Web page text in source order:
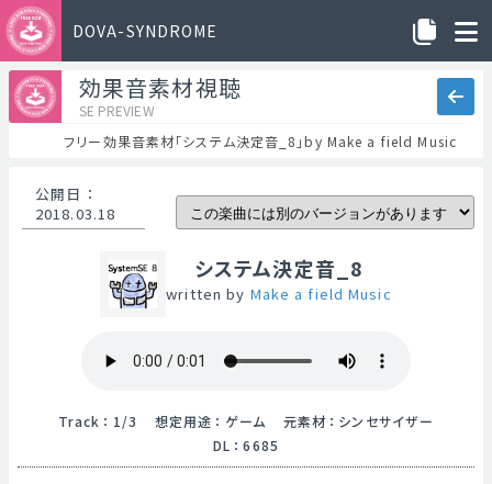
DOVA-SYNDROME
効果音素材視聴
SE PREVIEW
フリー効果音素材「システム決定音_8」by Make a field Music
公開日 ：
2018.03.18
システム決定音_8
written by Make a field Music
Track ： 1/3 想定用途 ： ゲーム 元素材 ： シンセサイザー
DL ： 6685